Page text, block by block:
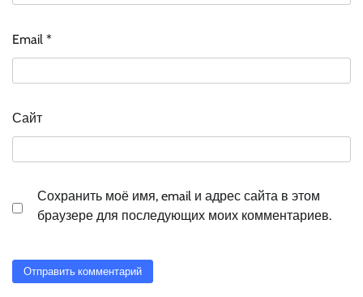
Email *
Сайт
Сохранить моё имя, email и адрес сайта в этом
браузере для последующих моих комментариев.